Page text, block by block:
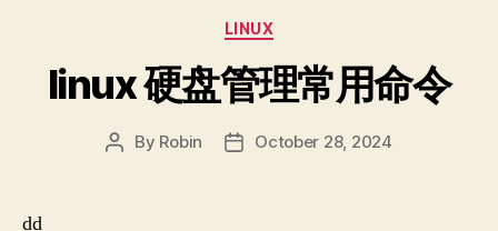
Categories
LINUX
linux 硬盘管理常用命令
Post
By Robin
PostOctober 28, 2024
dd